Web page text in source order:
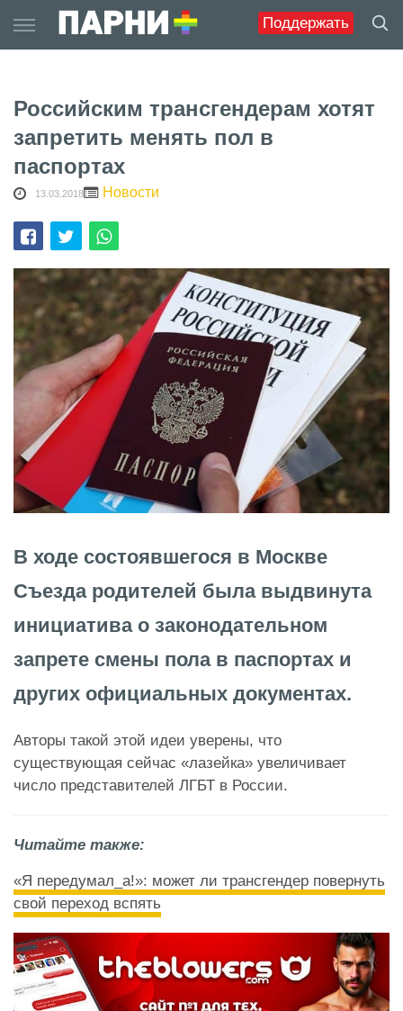
Поддержать
to
content
Российским трансгендерам хотят
запретить менять пол в
паспортах
13.03.2018 Новости
В ходе состоявшегося в Москве
Съезда родителей была выдвинута
инициатива о законодательном
запрете смены пола в паспортах и
других официальных документах.
Авторы такой этой идеи уверены, что
существующая сейчас «лазейка» увеличивает
число представителей ЛГБТ в России.
Читайте также:
«Я передумал_а!»: может ли трансгендер повернуть
свой переход вспять